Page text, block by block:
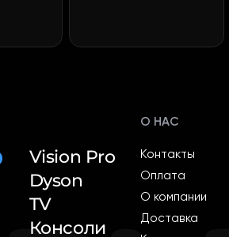
Vision Pro
Dyson
TV
Консоли
О НАС
Контакты
Оплата
О компании
Доставка